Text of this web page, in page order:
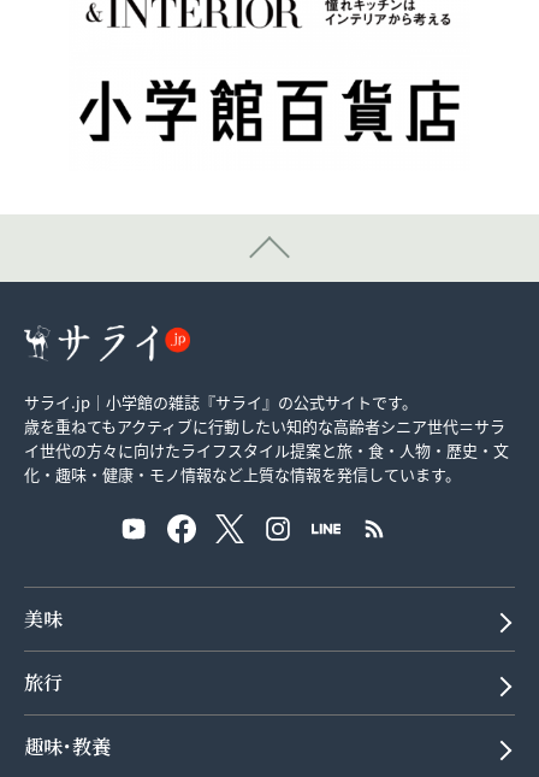
サライ.jp｜小学館の雑誌『サライ』の公式サイトです。
歳を重ねてもアクティブに行動したい知的な高齢者シニア世代＝サラ
イ世代の方々に向けたライフスタイル提案と旅・食・人物・歴史・文
化・趣味・健康・モノ情報など上質な情報を発信しています。
美味
旅行
趣味･教養